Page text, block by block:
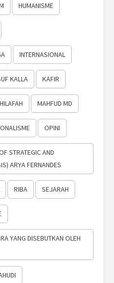
HUMANISME
INTERNASIONAL
KALLA KAFIR
MAHFUD MD
OPINI
STRATEGIC AND
ARYA FERNANDES
RIBA SEJARAH
YANG DISEBUTKAN OLEH